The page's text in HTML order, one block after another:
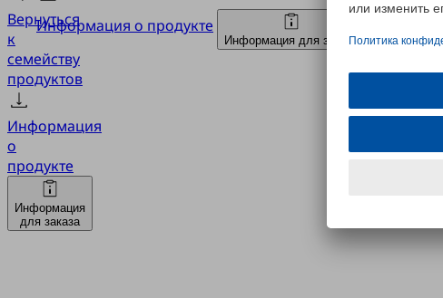
Вернуться
к
семейству
продуктов
Информация
о
продукте
Информация
для заказа
Информация о продукте
Информация для заказа